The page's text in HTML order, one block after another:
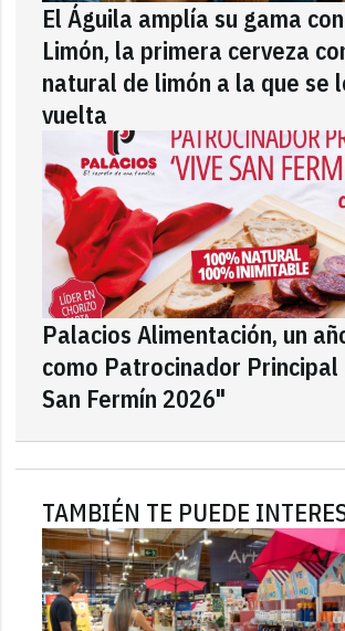
El Águila amplía su gama
Limón, la primera cerveza
natural de limón a la que se
vuelta
Palacios Alimentación, un
como Patrocinador Principal
San Fermín 2026"
TAMBIÉN TE PUEDE